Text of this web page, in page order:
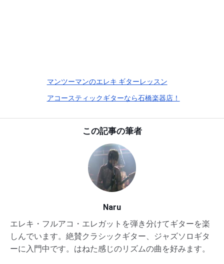
マンツーマンのエレキ ギターレッスン
アコースティックギターなら石橋楽器店！
この記事の筆者
Naru
エレキ・フルアコ・エレガットを弾き分けてギターを楽
しんでいます。絶賛クラシックギター、ジャズソロギタ
ーに入門中です。はねた感じのリズムの曲を好みます。